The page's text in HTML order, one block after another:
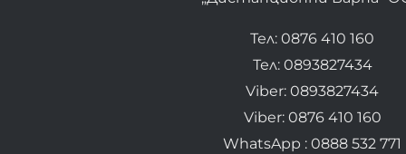
Тел: 0876 410 160
Тел: 0893827434
Viber: 0893827434
Viber: 0876 410 160
WhatsApp : 0888 532 771